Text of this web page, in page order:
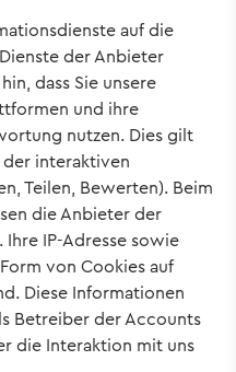
auf die
der Anbieter
dass Sie unsere
und ihre
nutzen. Dies gilt
interaktiven
Teilen, Bewerten). Beim
die Anbieter der
IP-Adresse sowie
von Cookies auf
Diese Informationen
Betreiber der Accounts
die Interaktion mit uns